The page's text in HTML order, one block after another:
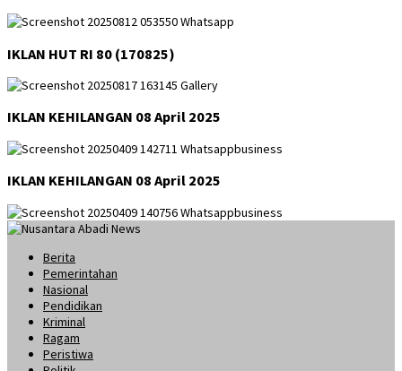
IKLAN HUT RI 80 (170825)
IKLAN KEHILANGAN 08 April 2025
IKLAN KEHILANGAN 08 April 2025
Berita
Pemerintahan
Nasional
Pendidikan
Kriminal
Ragam
Peristiwa